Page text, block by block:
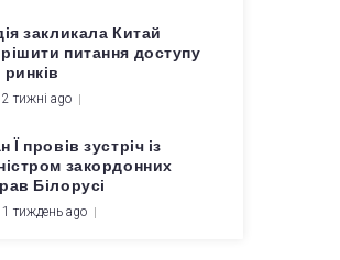
закликала Китай
питання доступу
ринків
2 тижні ago
Ї провів зустріч із
закордонних
Білорусі
1 тиждень ago